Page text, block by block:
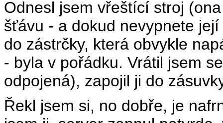
Odnesl jsem vřeštící stroj
šťávu - a dokud nevypnete
do zástrčky, která obvykle
- byla v pořádku. Vrátil jsem
odpojená), zapojil ji do
Řekl jsem si, no dobře, je